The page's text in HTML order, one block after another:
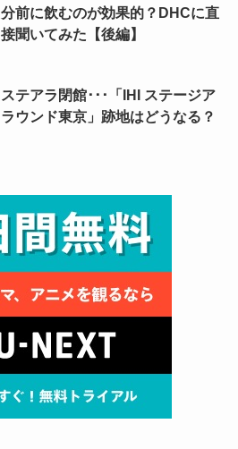
分前に飲むのが効果的？DHCに直
接聞いてみた【後編】
ステアラ閉館･･･「IHI ステージア
ラウンド東京」跡地はどうなる？